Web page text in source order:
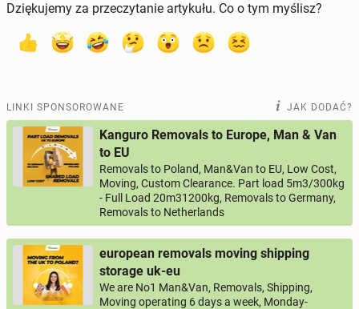
Dziękujemy za przeczytanie artykułu. Co o tym myślisz?
LINKI SPONSOROWANE JAK DODAĆ?
Kanguro Removals to Europe, Man & Van
to EU
Removals to Poland, Man&Van to EU, Low Cost,
Moving, Custom Clearance. Part load 5m3/300kg
- Full Load 20m31200kg, Removals to Germany,
Removals to Netherlands
european removals moving shipping
storage uk-eu
We are No1 Man&Van, Removals, Shipping,
Moving operating 6 days a week, Monday-